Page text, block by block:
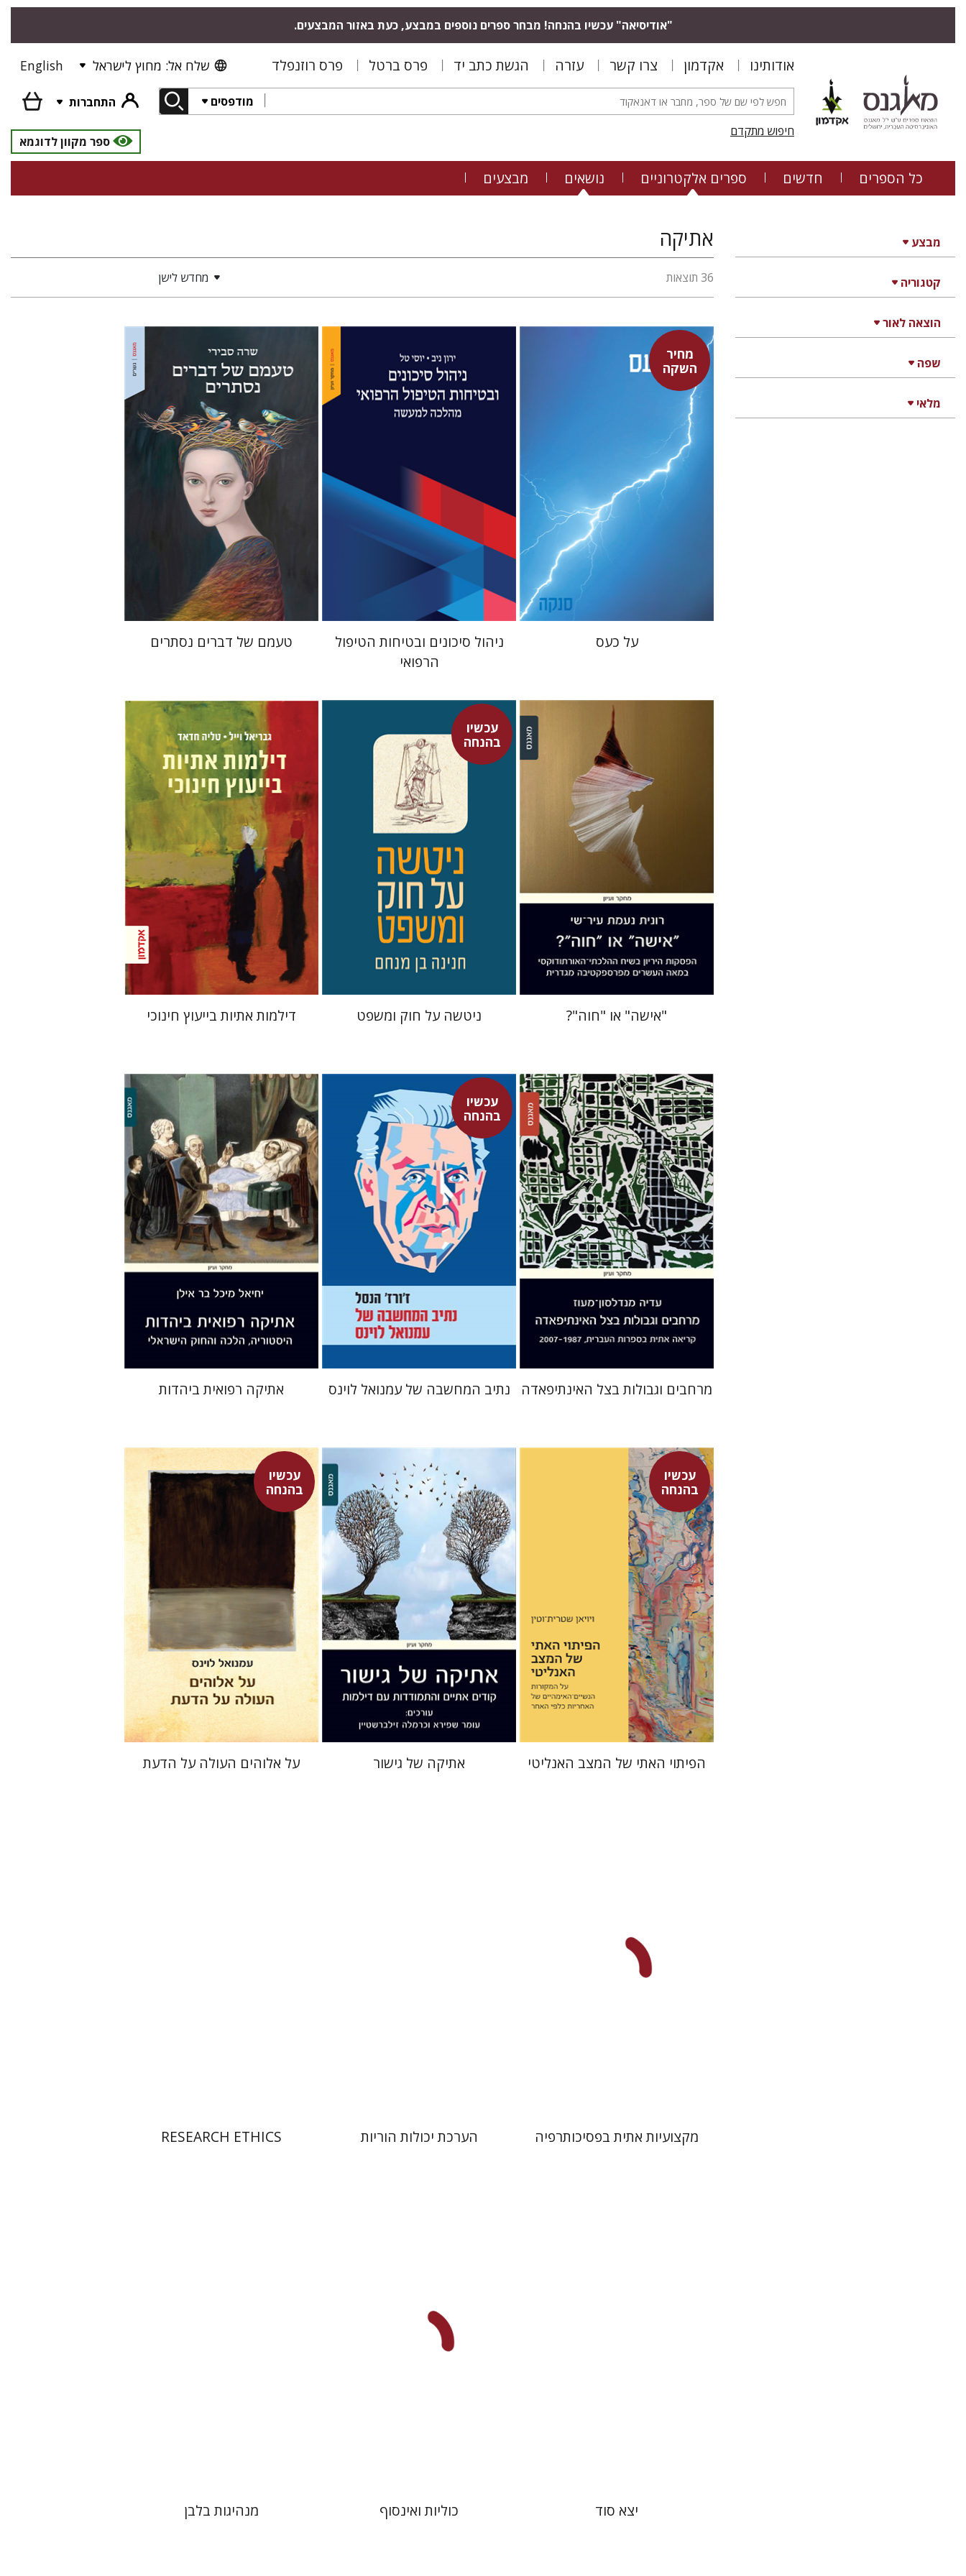
"אודיסיאה" עכשיו בהנחה! מבחר ספרים נוספים במבצע, כעת באזור המבצעים.
אודותינו אקדמון צרו קשר עזרה הגשת כתב יד פרס ברטל פרס רוזנפלד שלח אל: מחוץ לישראל English
מודפסים
התחברות
חיפוש מתקדם
ספר מקוון לדוגמא
כל הספרים חדשים ספרים אלקטרוניים נושאים מבצעים
מבצע
קטגוריה
הוצאה לאור
שפה
מלאי
אתיקה
36 תוצאות מחדש לישן
מחיר
השקה
סנקה
דבורה גילולה
דבורה גילולה
מחיר השקה
על כעס
ירון ניב יוסי טל
הנחת אתר ספר מודפס
$46
$41
ניהול סיכונים ובטיחות הטיפול
הרפואי
שרה סבירי
הנחת אתר ספר מודפס
$35
$32
טעמם של דברים נסתרים
רונית נעמת עיר-שי
הנחת אתר ספר מודפס
$35
$32
"אישה" או "חוה"?
עכשיו
בהנחה
חנינה בן מנחם
עכשיו בהנחה
$46
$34
ניטשה על חוק ומשפט
טליה חדאד גבריאל וייל
הנחת אתר ספר מודפס
$35
$32
דילמות אתיות בייעוץ חינוכי
עדיה מנדלסון-מעוז
הנחת אתר ספר מודפס
$35
$32
מרחבים וגבולות בצל האינתיפאדה
עכשיו
בהנחה
ז'ורז' הנסל
ז'ואל הנסל
רמה איילון
עכשיו בהנחה
$30
$22
נתיב המחשבה של עמנואל לוינס
יחיאל מיכל בר אילן
הנחת אתר ספר מודפס
$42
$38
אתיקה רפואית ביהדות
עכשיו
בהנחה
ויויאן שטרית-וטין
מיכל ספיר
עכשיו בהנחה
$31
הפיתוי האתי של המצב האנליטי
כרמלה זילברשטיין עומר שפירא
הנחת אתר ספר מודפס
$31
$28
אתיקה של גישור
עכשיו
בהנחה
עמנואל לוינס
ז'ואל הנסל
רמה איילון
עכשיו בהנחה
$32
$23
על אלוהים העולה על הדעת
מקצועיות אתית בפסיכותרפיה הערכת יכולות הוריות RESEARCH ETHICS
יצא סוד כוליות ואינסוף מנהיגות בלבן